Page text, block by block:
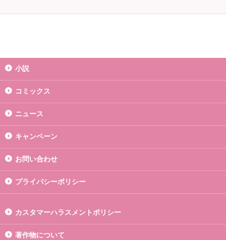
小説
コミックス
ニュース
キャンペーン
お問い合わせ
プライバシーポリシー
カスタマーハラスメントポリシー
著作物について